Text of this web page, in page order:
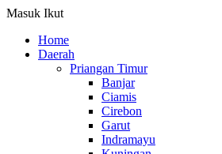
Masuk Ikut
Home
Daerah
Priangan Timur
Banjar
Ciamis
Cirebon
Garut
Indramayu